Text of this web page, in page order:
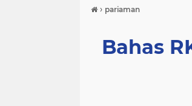
› pariaman
Bahas